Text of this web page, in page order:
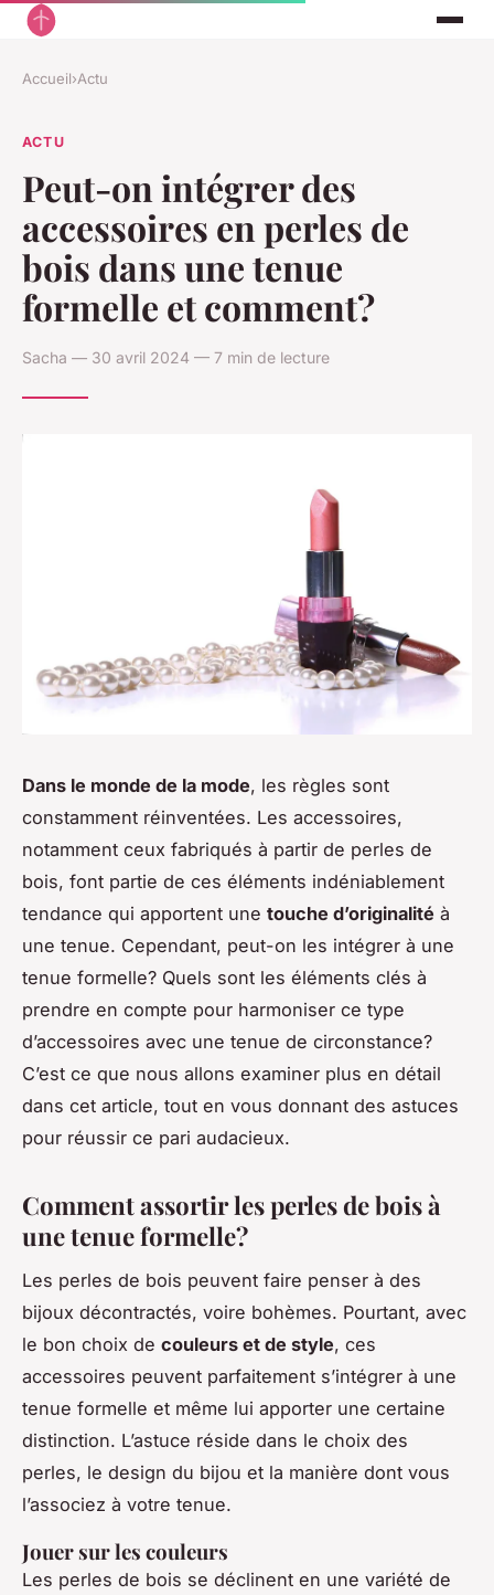
Accueil›Actu
ACTU
Peut-on intégrer des
accessoires en perles de
bois dans une tenue
formelle et comment?
Sacha — 30 avril 2024 — 7 min de lecture
Dans le monde de la mode, les règles sont
constamment réinventées. Les accessoires,
notamment ceux fabriqués à partir de perles de
bois, font partie de ces éléments indéniablement
tendance qui apportent une touche d’originalité à
une tenue. Cependant, peut-on les intégrer à une
tenue formelle? Quels sont les éléments clés à
prendre en compte pour harmoniser ce type
d’accessoires avec une tenue de circonstance?
C’est ce que nous allons examiner plus en détail
dans cet article, tout en vous donnant des astuces
pour réussir ce pari audacieux.
Comment assortir les perles de bois à
une tenue formelle?
Les perles de bois peuvent faire penser à des
bijoux décontractés, voire bohèmes. Pourtant, avec
le bon choix de couleurs et de style, ces
accessoires peuvent parfaitement s’intégrer à une
tenue formelle et même lui apporter une certaine
distinction. L’astuce réside dans le choix des
perles, le design du bijou et la manière dont vous
l’associez à votre tenue.
Jouer sur les couleurs
Les perles de bois se déclinent en une variété de